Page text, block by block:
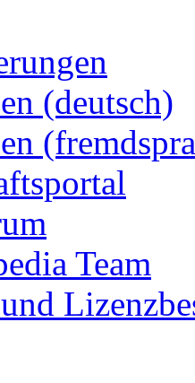
(deutsch)
Team